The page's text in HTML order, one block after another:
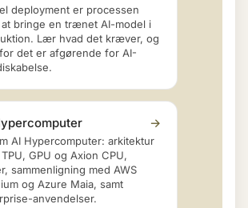
deployment er processen
at bringe en trænet AI-model i
Lær hvad det kræver, og
det er afgørende for AI-
→
AI Hypercomputer: arkitektur
GPU og Axion CPU,
sammenligning med AWS
og Azure Maia, samt
anvendelser.